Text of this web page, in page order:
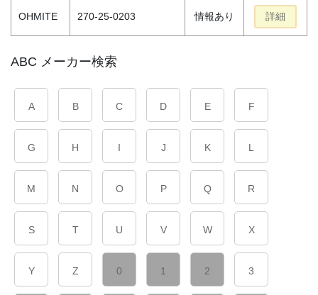
OHMITE 270-25-0203 情報あり 詳細
ABC メーカー検索
A B C D E F
G H I J K L
M N O P Q R
S T U V W X
Y Z 0 1 2 3